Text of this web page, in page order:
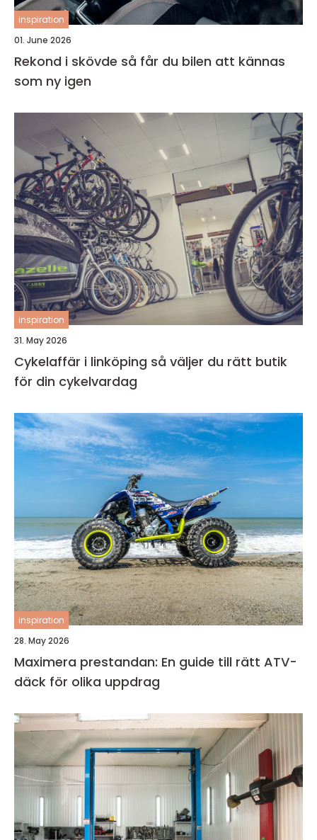
inspiration
01. June 2026
Rekond i skövde så får du bilen att kännas
som ny igen
inspiration
31. May 2026
Cykelaffär i linköping så väljer du rätt butik
för din cykelvardag
inspiration
28. May 2026
Maximera prestandan: En guide till rätt ATV-
däck för olika uppdrag